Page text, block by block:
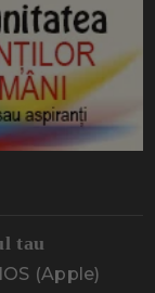
tau
(Apple)